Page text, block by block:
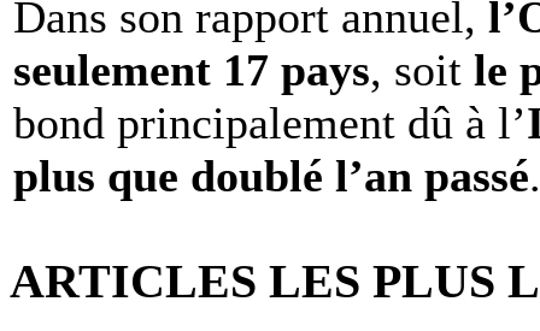
Dans son rapport annuel,
seulement 17 pays, soit le
bond principalement dû à l’
plus que doublé l’an passé.
ARTICLES LES PLUS